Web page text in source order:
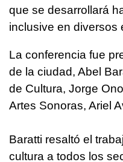
que se desarrollará
inclusive en diversos
La conferencia fue
de la ciudad, Abel
de Cultura, Jorge
Artes Sonoras, Ariel
Baratti resaltó el
cultura a todos los